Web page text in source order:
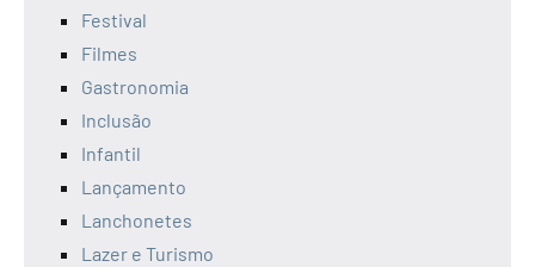
Festival
Filmes
Gastronomia
Inclusão
Infantil
Lançamento
Lanchonetes
Lazer e Turismo